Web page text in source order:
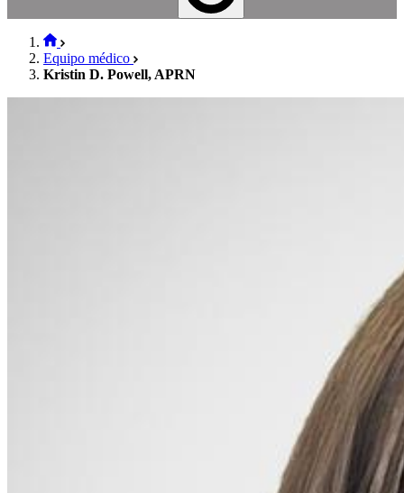
Equipo médico
Kristin D. Powell, APRN